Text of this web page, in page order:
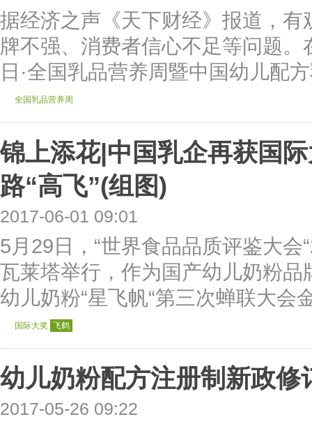
据经济之声《天下财经》报道，
牌不强、消费者信心不足等问题。
日·全国乳品营养周暨中国幼儿配
全国乳品营养周
锦上添花|中国乳企再获国
路“高飞”(组图)
2017-06-01 09:01
5月29日，“世界食品品质评鉴大
瓦莱塔举行，作为国产幼儿奶粉
幼儿奶粉“星飞帆“第三次蝉联大会
国际大奖 飞鹤
幼儿奶粉配方注册制新政
2017-05-26 09:22